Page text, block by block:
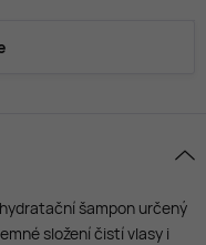
šampon určený
složení čistí vlasy i